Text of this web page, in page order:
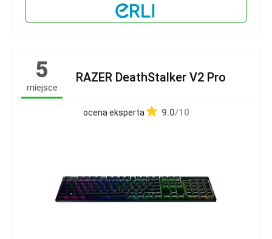
5
miejsce
RAZER DeathStalker V2 Pro
ocena eksperta 9.0/10